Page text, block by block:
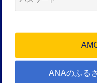
ANAのふる